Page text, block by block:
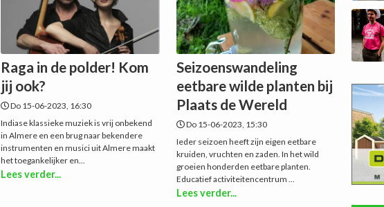
Raga in de polder! Kom
jij ook?
Do 15-06-2023, 16:30
Indiase klassieke muziek is vrij onbekend
in Almere en een brug naar bekendere
instrumenten en musici uit Almere maakt
het toegankelijker en...
Lees verder...
Seizoenswandeling
eetbare wilde planten bij
Plaats de Wereld
Do 15-06-2023, 15:30
Ieder seizoen heeft zijn eigen eetbare
kruiden, vruchten en zaden. In het wild
groeien honderden eetbare planten.
Educatief activiteitencentrum ...
Lees verder...